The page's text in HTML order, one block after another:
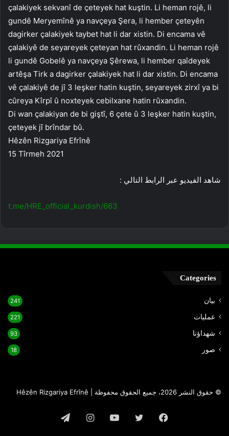
çalakiyek sekvanî de çeteyek hat kuştin. Li heman rojê, li
gundê Meryemînê ya navçeya Şera, li hember çeteyên
dagirker çalakiyek taybet hat li dar xistin. Di encama vê
çalakiyê de seyareyek çeteyan hat rûxandin. Li heman rojê
li gundê Gobelê ya navçeya Şêrewa, li hember qaîdeyek
artêşa Tirk a dagirker çalakiyek hat li dar xistin. Di encama
vê çalakiyê de jî 3 leşker hatin kuştin, seyareyek zirxî ya bi
cûreya Kîrpî û noxteyek cebilxane hatin rûxandin.
Di wan çalakiyan de bi giştî, 6 çete û 3 leşker hatin kuştin,
çeteyek jî brîndar bû.
Hêzên Rizgariya Efrînê
15 Tîrmeh 2021
شاهد الفيديو عبر الرابط التالي :
t.me/HRE_official_kurdish/663
Categories
بيان 241
عمليات 221
شهداؤنا 93
صور 18
© حقوق النشر 2026، جميع الحقوق محفوظة | Hêzên Rizgariya Efrînê
فيسبوك تويتر يوتيوبانستقرامتيلقرام